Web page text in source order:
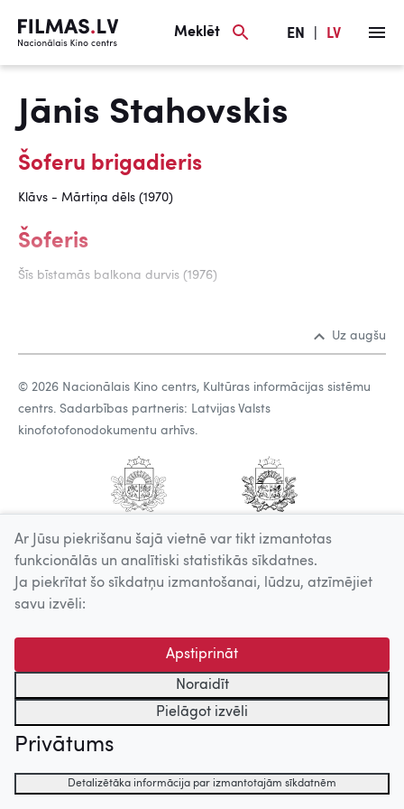
Meklēt EN LV
Jānis Stahovskis
Šoferu brigadieris
Klāvs - Mārtiņa dēls (1970)
Šoferis
Šīs bīstamās balkona durvis (1976)
Uz augšu
© 2026 Nacionālais Kino centrs, Kultūras informācijas sistēmu
centrs. Sadarbības partneris: Latvijas Valsts
kinofotofonodokumentu arhīvs.
Ar Jūsu piekrišanu šajā vietnē var tikt izmantotas
funkcionālās un analītiski statistikās sīkdatnes.
Ja piekrītat šo sīkdatņu izmantošanai, lūdzu, atzīmējiet
savu izvēli:
Apstiprināt
Noraidīt
Pielāgot izvēli
Privātums
Detalizētāka informācija par izmantotajām sīkdatnēm